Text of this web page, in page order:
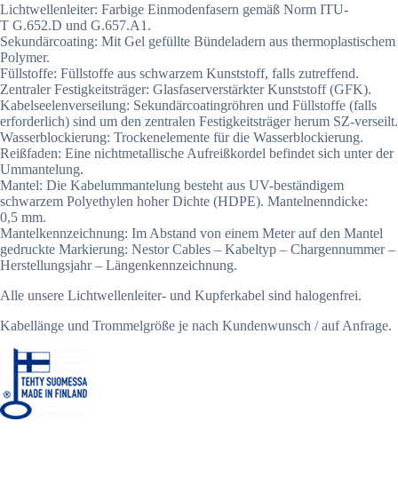
Lichtwellenleiter: Farbige Einmodenfasern gemäß Norm ITU-
T G.652.D und G.657.A1.
Sekundärcoating: Mit Gel gefüllte Bündeladern aus thermoplastischem
Polymer.
Füllstoffe: Füllstoffe aus schwarzem Kunststoff, falls zutreffend.
Zentraler Festigkeitsträger: Glasfaserverstärkter Kunststoff (GFK).
Kabelseelenverseilung: Sekundärcoatingröhren und Füllstoffe (falls
erforderlich) sind um den zentralen Festigkeitsträger herum SZ-verseilt.
Wasserblockierung: Trockenelemente für die Wasserblockierung.
Reißfaden: Eine nichtmetallische Aufreißkordel befindet sich unter der
Ummantelung.
Mantel: Die Kabelummantelung besteht aus UV-beständigem
schwarzem Polyethylen hoher Dichte (HDPE). Mantelnenndicke:
0,5 mm.
Mantelkennzeichnung: Im Abstand von einem Meter auf den Mantel
gedruckte Markierung: Nestor Cables – Kabeltyp – Chargennummer –
Herstellungsjahr – Längenkennzeichnung.
Alle unsere Lichtwellenleiter- und Kupferkabel sind halogenfrei.
Kabellänge und Trommelgröße je nach Kundenwunsch / auf Anfrage.